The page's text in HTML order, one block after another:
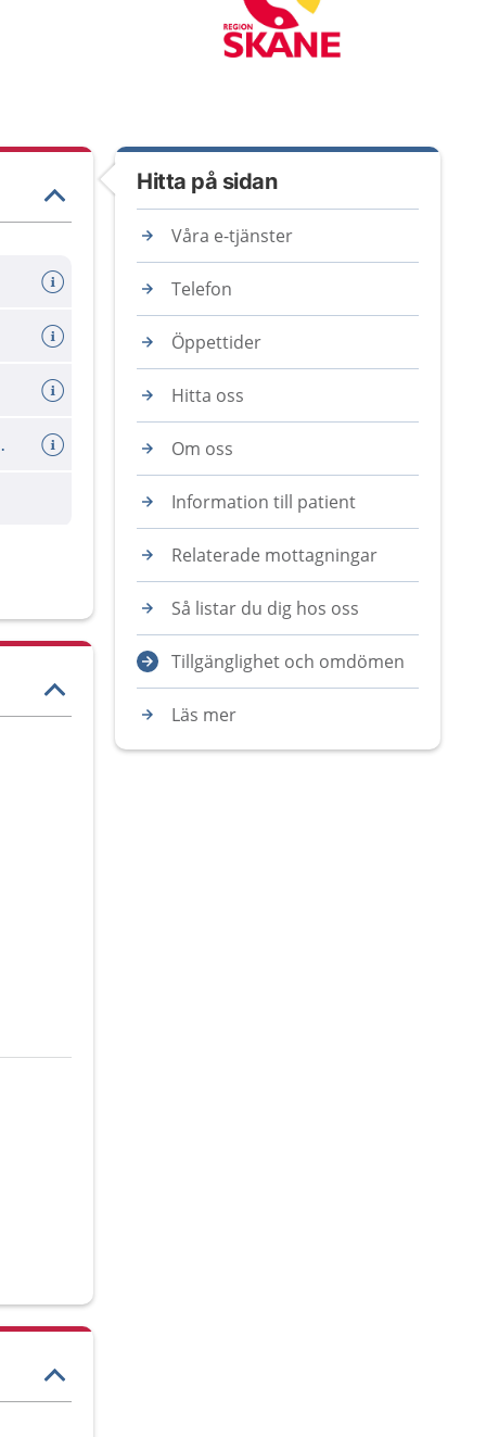
18-19 år
Hitta på sidan
Våra e-tjänster
Telefon
Öppettider
Hitta oss
Om oss
Information till patient
Relaterade mottagningar
Så listar du dig hos oss
Tillgänglighet och omdömen
Läs mer